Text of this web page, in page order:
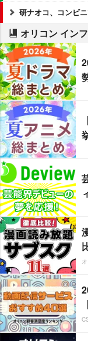
研ナオコ、コンビ
オリコン イン